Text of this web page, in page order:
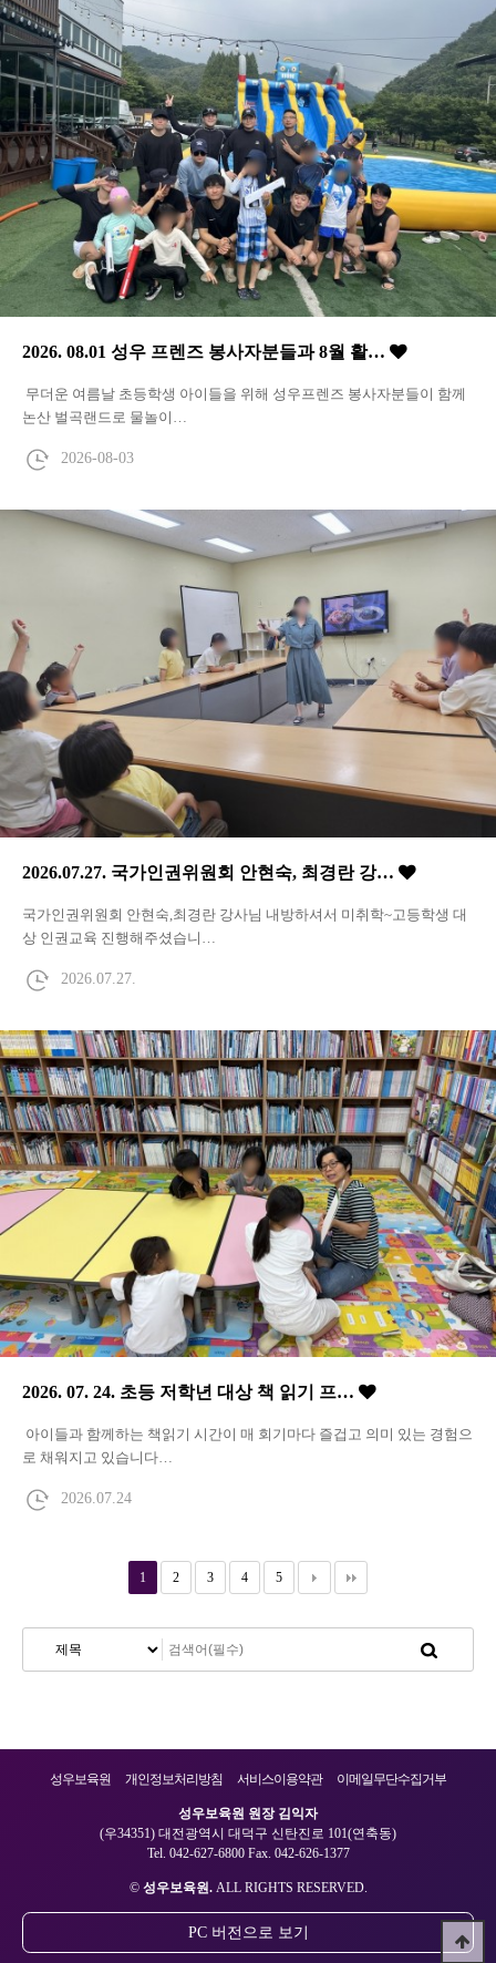
2026. 08.01 성우 프렌즈 봉사자분들과 8월 활…
무더운 여름날 초등학생 아이들을 위해 성우프렌즈 봉사자분들이 함께
논산 벌곡랜드로 물놀이…
2026-08-03
2026.07.27. 국가인권위원회 안현숙, 최경란 강…
국가인권위원회 안현숙,최경란 강사님 내방하셔서 미취학~고등학생 대
상 인권교육 진행해주셨습니…
2026.07.27.
2026. 07. 24. 초등 저학년 대상 책 읽기 프…
아이들과 함께하는 책읽기 시간이 매 회기마다 즐겁고 의미 있는 경험으
로 채워지고 있습니다…
2026.07.24
1 2 3 4 5
성우보육원 개인정보처리방침 서비스이용약관 이메일무단수집거부
성우보육원 원장 김익자
(우34351) 대전광역시 대덕구 신탄진로 101(연축동)
Tel. 042-627-6800 Fax. 042-626-1377
© 성우보육원.ALL RIGHTS RESERVED.
PC 버전으로 보기